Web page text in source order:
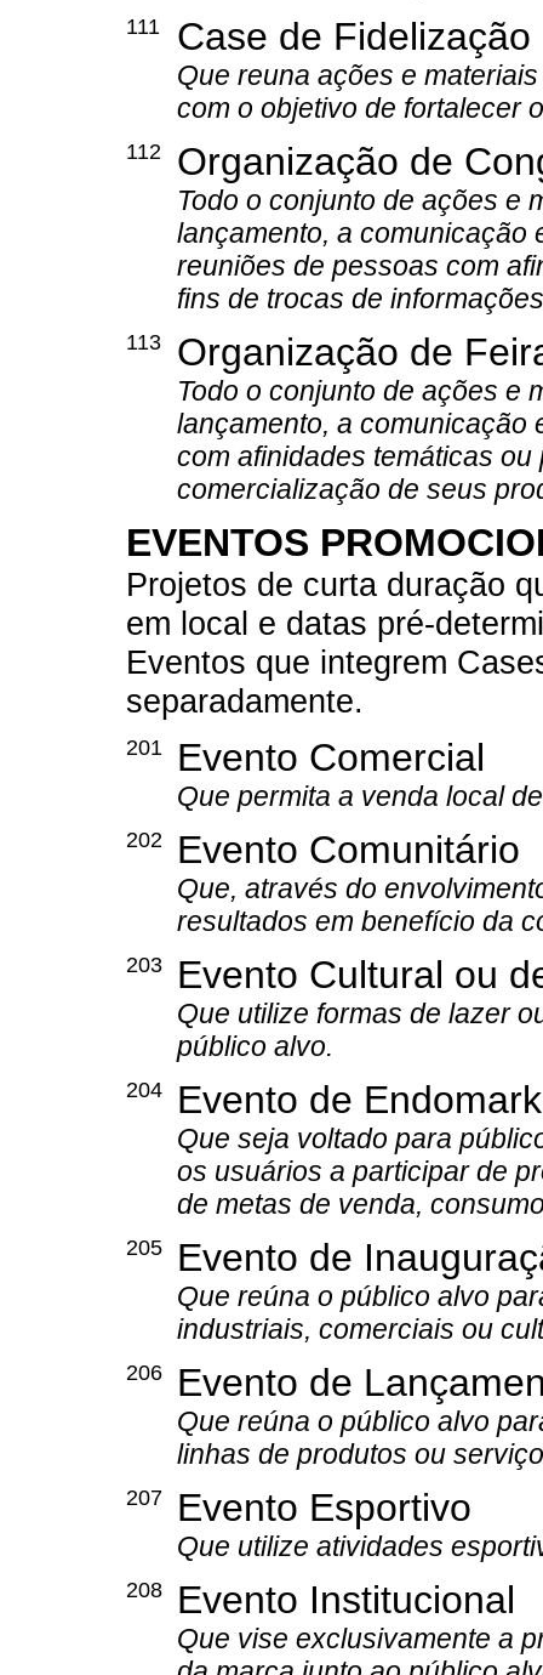
111 Case de
Que reuna ações e
com o objetivo de fortalecer
112 Organização de
Todo o conjunto de ações e
lançamento, a comunicação
reuniões de pessoas com
fins de trocas de
113 Organização de
Todo o conjunto de ações e
lançamento, a comunicação
com afinidades temáticas
comercialização de seus
EVENTOS
Projetos de curta duração
em local e datas pré-
Eventos que integrem
separadamente.
201 Evento Comercial
Que permita a venda local
202 Evento Comunitário
Que, através do
resultados em benefício da
203 Evento Cultural ou
Que utilize formas de lazer
público alvo.
204 Evento de
Que seja voltado para
os usuários a participar de
de metas de venda,
205 Evento de
Que reúna o público alvo
industriais, comerciais ou
206 Evento de
Que reúna o público alvo
linhas de produtos ou
207 Evento Esportivo
Que utilize atividades
208 Evento Institucional
Que vise exclusivamente a